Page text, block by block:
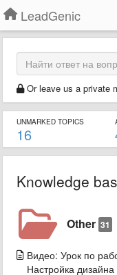
LeadGenic
Or leave us a private
UNMARKED TOPICS
16
Knowledge
Other 31
Видео: Урок по
Настройка